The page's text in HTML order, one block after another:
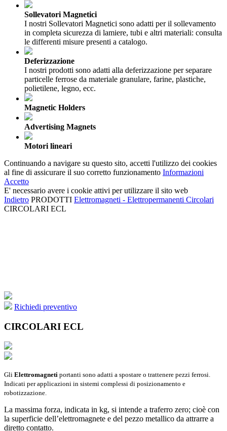
Sollevatori Magnetici
I nostri Sollevatori Magnetici sono adatti per il sollevamento
in completa sicurezza di lamiere, tubi e altri materiali: consulta
le differenti misure presenti a catalogo.
Deferizzazione
I nostri prodotti sono adatti alla deferizzazione per separare
particelle ferrose da materiale granulare, farine, plastiche,
polietilene, legno, ecc.
Magnetic Holders
Advertising Magnets
Motori lineari
Continuando a navigare su questo sito, accetti l'utilizzo dei cookies
al fine di assicurare il suo corretto funzionamento Informazioni
Accetto
E' necessario avere i cookie attivi per utilizzare il sito web
Indietro PRODOTTI Elettromagneti - Elettropermanenti Circolari
CIRCOLARI ECL
Richiedi preventivo
CIRCOLARI ECL
Gli Elettromagneti portanti sono adatti a spostare o trattenere pezzi ferrosi.
Indicati per applicazioni in sistemi complessi di posizionamento e
robotizzazione.
La massima forza, indicata in kg, si intende a traferro zero; cioè con
la superficie dell’elettromagnete e del pezzo metallico da attrarre a
diretto contatto.